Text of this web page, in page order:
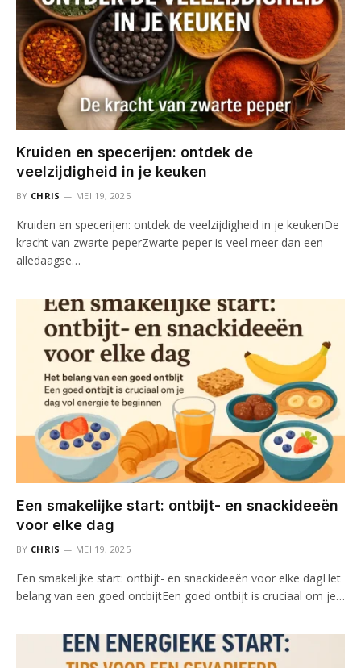
Kruiden en specerijen: ontdek de
veelzijdigheid in je keuken
BY CHRIS MEI 19, 2025
Kruiden en specerijen: ontdek de veelzijdigheid in je keukenDe
kracht van zwarte peperZwarte peper is veel meer dan een
alledaagse…
Een smakelijke start: ontbijt- en snackideeën
voor elke dag
BY CHRIS MEI 19, 2025
Een smakelijke start: ontbijt- en snackideeën voor elke dagHet
belang van een goed ontbijtEen goed ontbijt is cruciaal om je…